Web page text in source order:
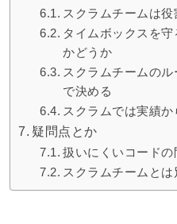
スクラムチームは
タイムボックスを
かどうか
スクラムチームの
で決める
スクラムでは実績
疑問点とか
扱いにくいコードの
スクラムチームとは